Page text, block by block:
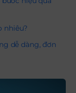
nhiêu?
dễ dàng, đơn